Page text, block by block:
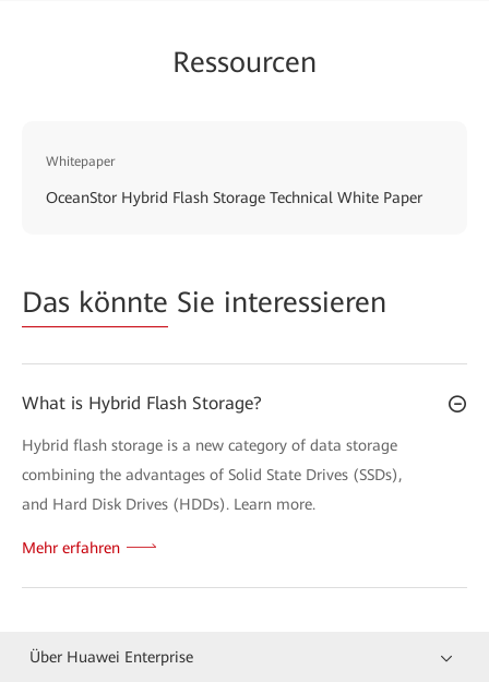
Ressourcen
Whitepaper
OceanStor Hybrid Flash Storage Technical White Paper
Das könnte Sie interessieren
What is Hybrid Flash Storage?
Hybrid flash storage is a new category of data storage
combining the advantages of Solid State Drives (SSDs),
and Hard Disk Drives (HDDs). Learn more.
Mehr erfahren
Über Huawei Enterprise